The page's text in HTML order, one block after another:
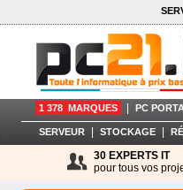
1 378 MARQUES PC
SERVEUR STOCKAGE
30 EXPERTS IT
pour tous vos